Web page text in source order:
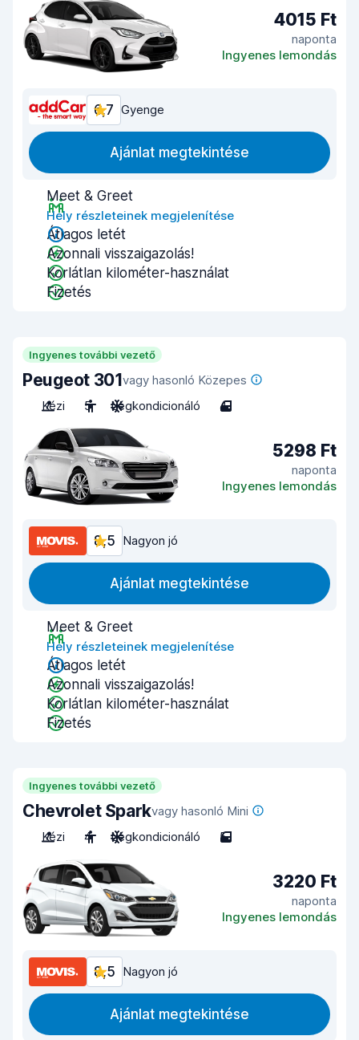
4015 Ft
naponta
Ingyenes lemondás
6,7 Gyenge
Ajánlat megtekintése
Meet & Greet
Hely részleteinek megjelenítése
Átlagos letét
Azonnali visszaigazolás!
Korlátlan kilométer-használat
Fizetés
Ingyenes további vezető
Peugeot 301vagy hasonló Közepes
Kézi
5 Légkondicionáló 4
5298 Ft
naponta
Ingyenes lemondás
8,5 Nagyon jó
Ajánlat megtekintése
Meet & Greet
Hely részleteinek megjelenítése
Átlagos letét
Azonnali visszaigazolás!
Korlátlan kilométer-használat
Fizetés
Ingyenes további vezető
Chevrolet Sparkvagy hasonló Mini
Kézi
4 Légkondicionáló 5
3220 Ft
naponta
Ingyenes lemondás
8,5 Nagyon jó
Ajánlat megtekintése